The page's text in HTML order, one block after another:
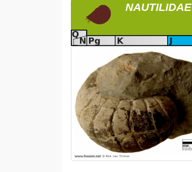
NAUTILIDAE